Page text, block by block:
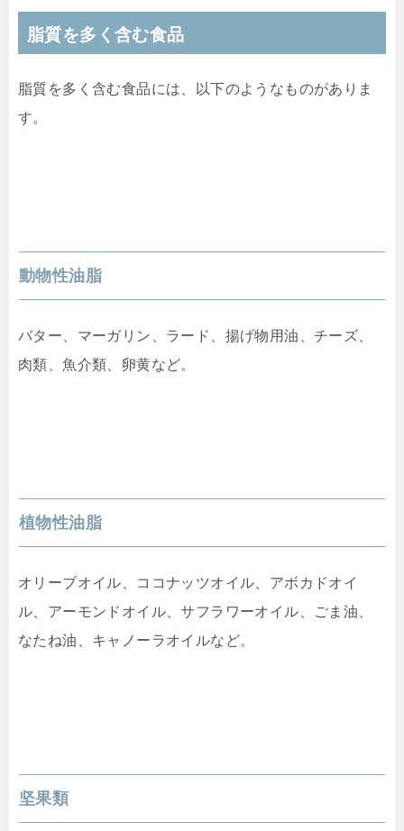
脂質を多く含む食品
脂質を多く含む食品には、以下のようなものがありま
す。
動物性油脂
バター、マーガリン、ラード、揚げ物用油、チーズ、
肉類、魚介類、卵黄など。
植物性油脂
オリーブオイル、ココナッツオイル、アボカドオイ
ル、アーモンドオイル、サフラワーオイル、ごま油、
なたね油、キャノーラオイルなど。
坚果類